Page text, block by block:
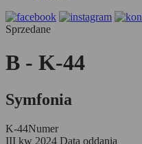
Sprzedane
B - K-44
Symfonia
K-44Numer
III kw 2024 Data oddania